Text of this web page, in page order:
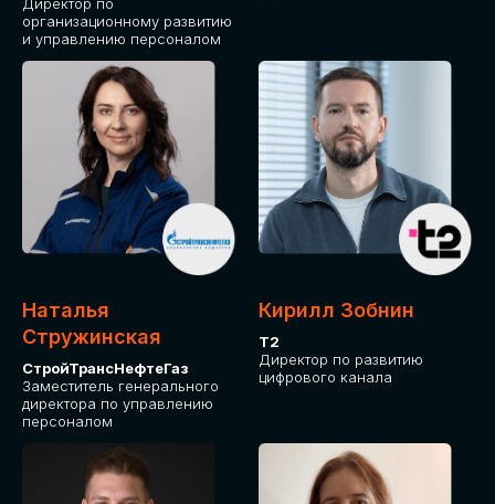
организационному развитию
и управлению персоналом
Наталья
Стружинская
СтройТрансНефтеГаз
Заместитель генерального
директора по управлению
персоналом
Кирилл Зобнин
Т2
Директор по развитию
цифрового канала
Приглашаем стать спикером GLOBAL
TECH FORUM и поделиться своим
опытом и экспертизой. Будем рады
сотрудничеству!
СТАТЬ
СПИКЕРОМ
IT Solutions for Business
СРЕДИ ПАРТНЕРОВ
МЕРОПРИЯТИЯ